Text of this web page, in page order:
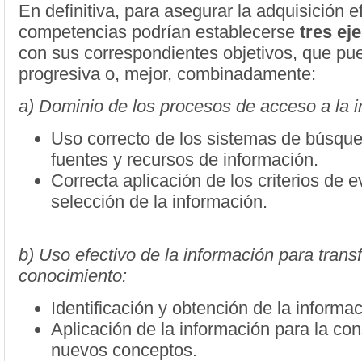
En definitiva, para asegurar la adquisición
competencias podrían establecerse tres
con sus correspondientes objetivos, que
progresiva o, mejor, combinadamente:
a) Dominio de los procesos de acceso a la
Uso correcto de los sistemas de
fuentes y recursos de información.
Correcta aplicación de los criterios de
selección de la información.
b) Uso efectivo de la información para
conocimiento:
Identificación y obtención de la
Aplicación de la información para la
nuevos conceptos.